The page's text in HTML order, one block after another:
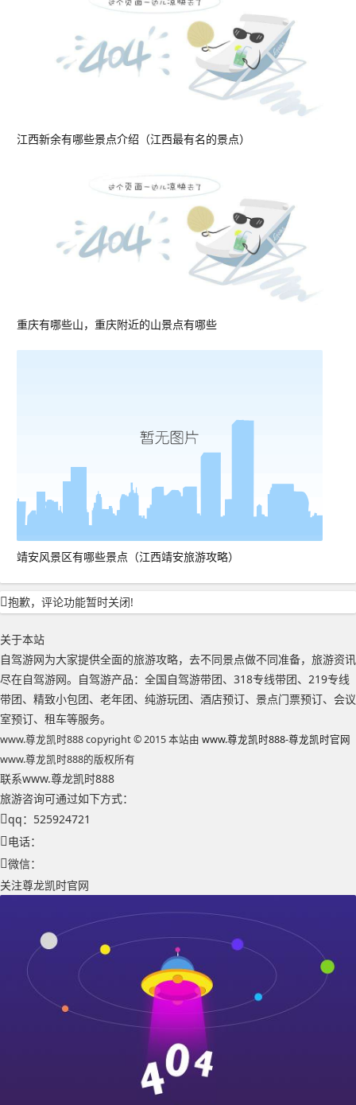
江西新余有哪些景点介绍（江西最有名的景点）
重庆有哪些山，重庆附近的山景点有哪些
靖安风景区有哪些景点（江西靖安旅游攻略）
抱歉，评论功能暂时关闭!
关于本站
自驾游网为大家提供全面的旅游攻略，去不同景点做不同准备，旅游资讯
尽在自驾游网。自驾游产品：全国自驾游带团、318专线带团、219专线
带团、精致小包团、老年团、纯游玩团、酒店预订、景点门票预订、会议
室预订、租车等服务。
www.尊龙凯时888 copyright © 2015 本站由 www.尊龙凯时888-尊龙凯时官网
www.尊龙凯时888的版权所有
联系www.尊龙凯时888
旅游咨询可通过如下方式：
qq：525924721
电话：
微信：
关注尊龙凯时官网